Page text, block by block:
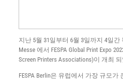
지난 5월 31일부터 6월 3일까지 4일
Messe 에서 FESPA Global Print Expo
Screen Printers Associations)이 개최
FESPA Berlin은 유럽에서 가장 규모